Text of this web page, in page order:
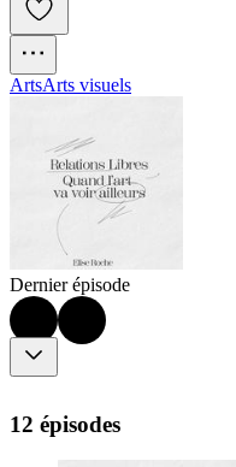
ArtsArts visuels
Dernier épisode
12 épisodes